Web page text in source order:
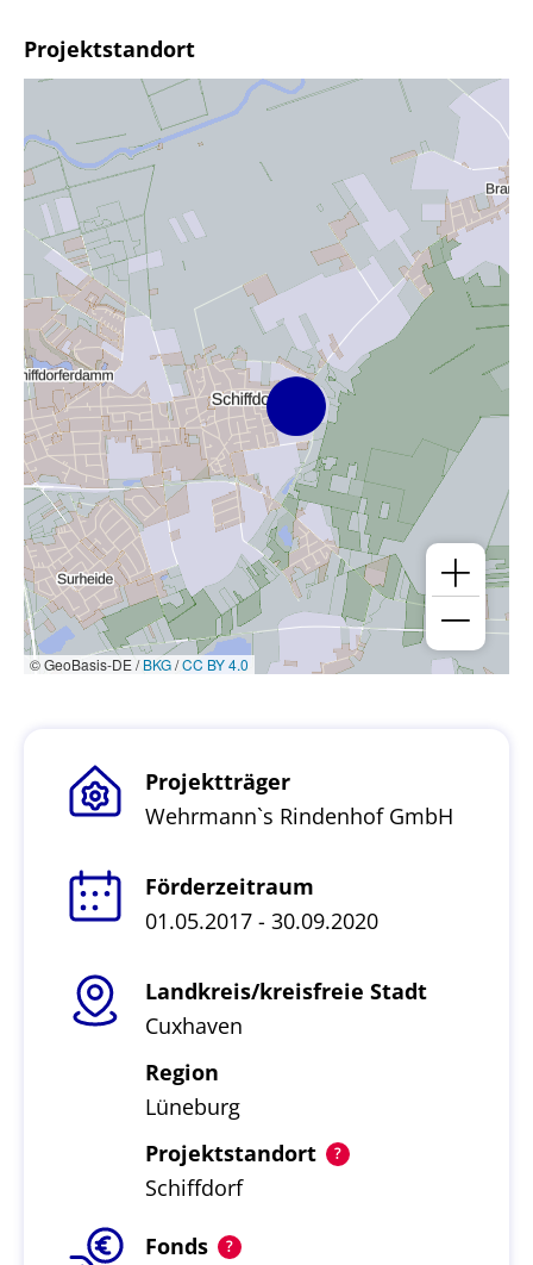
Projektstandort
© GeoBasis-DE /BKG/CC BY 4.0
Projektträger
Wehrmann`s Rindenhof GmbH
Förderzeitraum
01.05.2017 - 30.09.2020
Landkreis/kreisfreie Stadt
Cuxhaven
Region
Lüneburg
Projektstandort
Schiffdorf
Fonds